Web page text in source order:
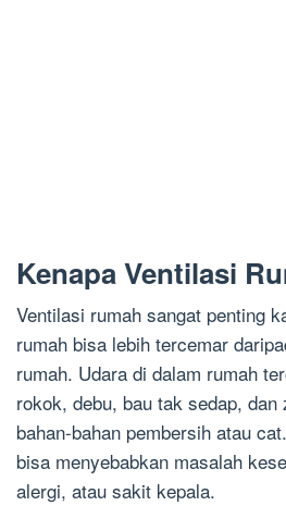
Kenapa Ventilasi
Ventilasi rumah sangat penting
rumah bisa lebih tercemar
rumah. Udara di dalam rumah
rokok, debu, bau tak sedap,
bahan-bahan pembersih atau
bisa menyebabkan masalah
alergi, atau sakit kepala.